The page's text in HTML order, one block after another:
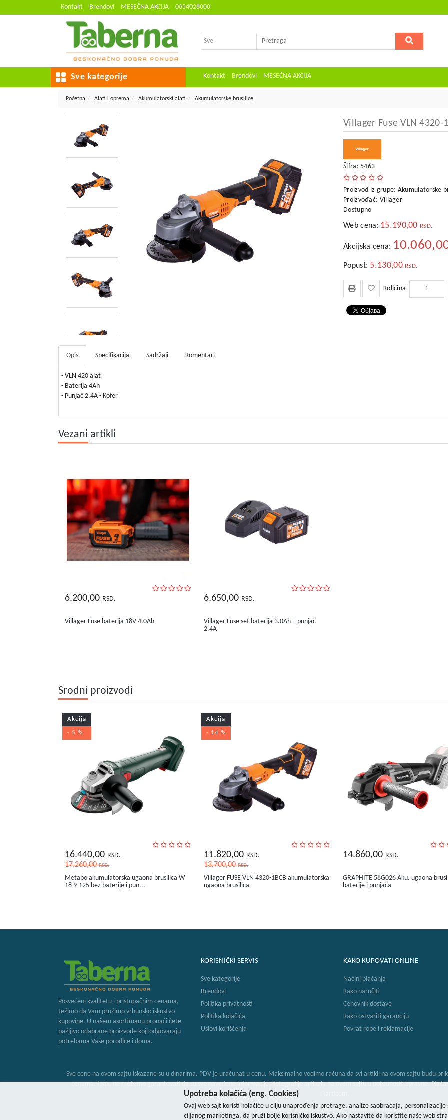
Kontakt Brendovi MESEČNA AKCIJA 0654028000
Sve kategorije Kontakt Brendovi MESEČNA AKCIJA
Početna Alati i oprema Akumulatorski alati Akumulatorske brusilice
Villager Fuse VLN
Šifra: 5463
Proizvod iz grupe: Akumulatorske
Proizvođač: Villager
Dostupno
Web cena: 15.190,00 RSD.
Akcijska cena:
Popust: 5.130,00 RSD.
Količina
Opis Specifikacija Sadržaji Komentari
- VLN 420 alat
- Baterija 4Ah
- Punjač 2.4A - Kofer
Vezani artikli
6.200,00 RSD.
Villager Fuse baterija 18V 4.0Ah
6.650,00 RSD.
Villager Fuse set baterija 3.0Ah + punjač
2.4A
Srodni proizvodi
Akcija
- 5 %
16.440,00 RSD.
17.260,00RSD.
Metabo akumulatorska ugaona brusilica W
18 9-125 bez baterije i pun...
Akcija
- 14 %
11.820,00 RSD.
13.700,00RSD.
Villager FUSE VLN 4320-1BCB akumulatorska
ugaona brusilica
14.860,00 RSD.
GRAPHITE 58G026 Aku. ugaona
baterije i punjača
Posvećeni kvalitetu i pristupačnim cenama,
težimo da Vam pružimo vrhunsko iskustvo
kupovine. U našem asortimanu pronaći ćete
pažljivo odabrane proizvode koji odgovaraju
potrebama Vaše porodice i doma.
KORISNIČKI SERVIS
Sve kategorije
Brendovi
Politika privatnosti
Politika kolačića
Uslovi korišćenja
KAKO KUPOVATI ONLINE
Načini plaćanja
Kako naručiti
Cenovnik dostave
Kako ostvariti garanciju
Povrat robe i reklamacije
Sve cene na ovom sajtu iskazane su u dinarima. PDV je uračunat u cenu. Maksimalno vodimo računa da svi artikli na ovom sajtu budu
cenama. Ipak, ne možemo garantovati da su sve navedene informacije i fotografije artikala na ovom sajtu u potpunosti ispravne.
Borsso-tech PR © 2026. Sva prava zadržana. -Izrada internet prodavnice-
Upotreba kolačića (eng. Cookies)
Ovaj web sajt koristi kolačiće u cilju unapređenja pretrage, analize saobraćaja, personalizacije
ciljanog marketinga, da pruži bolje korisničko iskustvo. Ako nastavite da koristite naše web